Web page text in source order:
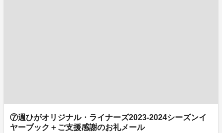
⑦週ひがオリジナル・ライナーズ2023-2024シーズンイ
ヤーブック＋ご支援感謝のお礼メール